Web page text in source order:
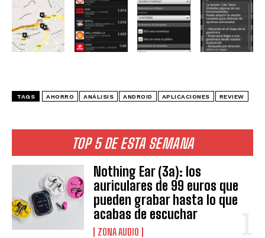
TOP 5 DE ESTA SEMANA
Nothing Ear (3a): los
auriculares de 99 euros que
pueden grabar hasta lo que
acabas de escuchar
ZONA AUDIO
TAGS AHORRO ANÁLISIS ANDROID APLICACIONES REVIEW